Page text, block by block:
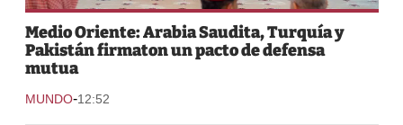
Medio Oriente: Arabia Saudita, Turquía y
Pakistán firmaton un pacto de defensa
mutua
MUNDO-12:52